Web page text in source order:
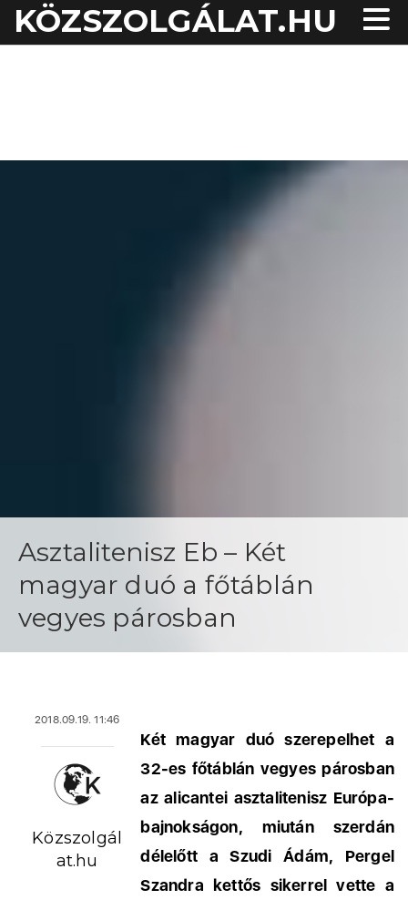
KÖZSZOLGÁLAT.HU
Asztalitenisz Eb – Két
magyar duó a főtáblán
vegyes párosban
2018.09.19. 11:46
Közszolgál
at.hu
Két magyar duó szerepelhet a
32-es főtáblán vegyes párosban
az alicantei asztalitenisz Európa-
bajnokságon, miután szerdán
délelőtt a Szudi Ádám, Pergel
Szandra kettős sikerrel vette a